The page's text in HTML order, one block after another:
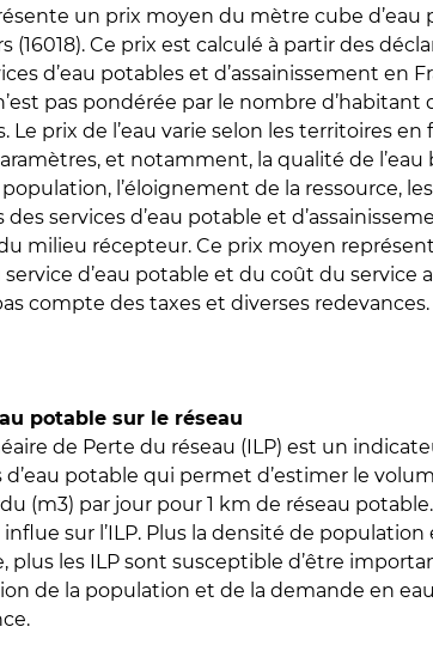
un prix moyen du mètre cube d’eau
(16018). Ce prix est calculé à partir des
d’eau potables et d’assainissement en
pas pondérée par le nombre d’habitant
Le prix de l’eau varie selon les territoires en
et notamment, la qualité de l’eau
l’éloignement de la ressource,
services d’eau potable et
milieu récepteur. Ce prix moyen
d’eau potable et du coût du service
compte des taxes et diverses redevances.
potable sur le réseau
de Perte du réseau (ILP) est un
d’eau potable qui permet d’estimer le
(m3) par jour pour 1 km de réseau
sur l’ILP. Plus la densité de population
plus les ILP sont susceptible d’être
de la population et de la demande en